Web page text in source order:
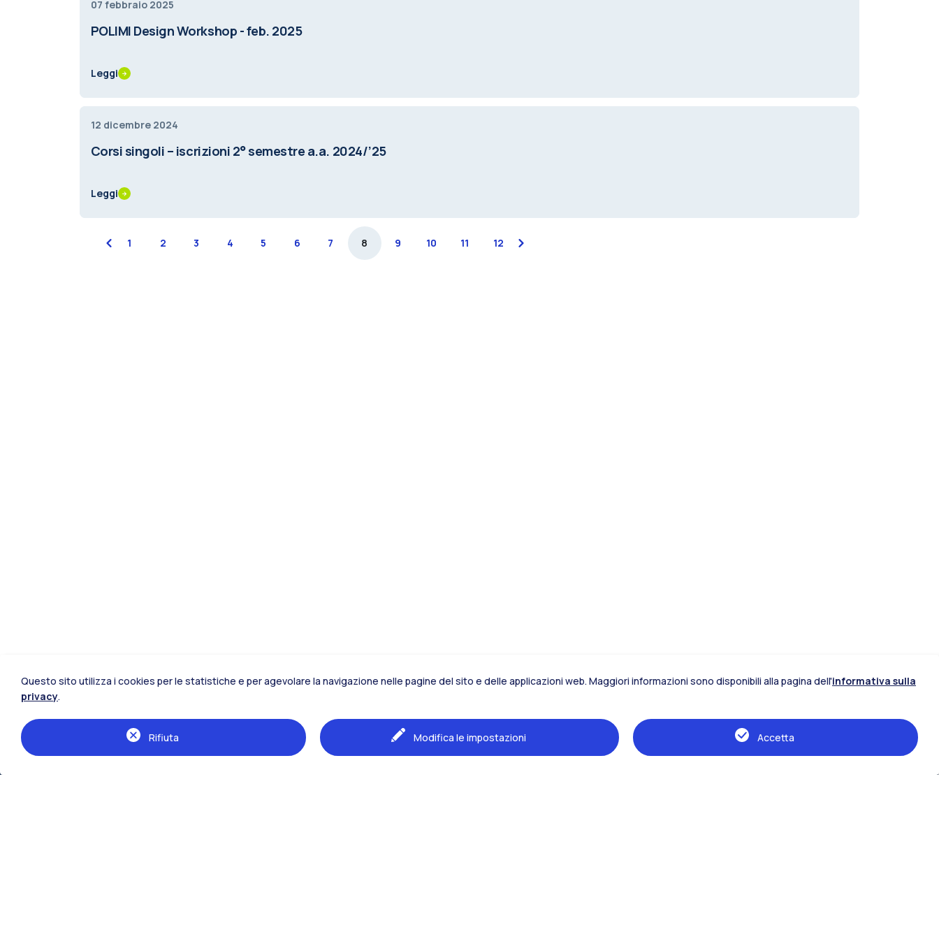
07 febbraio 2025
POLIMI Design Workshop - feb. 2025
Leggi
12 dicembre 2024
Corsi singoli – iscrizioni 2° semestre a.a. 2024/’25
Leggi
previous 1 2 3 4 5 6 7 8 9 10 11 12 next
Questo sito utilizza i cookies per le statistiche e per agevolare la navigazione nelle pagine del sito e delle applicazioni web. Maggiori informazioni sono disponibili alla pagina dell'informativa sulla
privacy.
Modifica le impostazioni
Rifiuta Accetta